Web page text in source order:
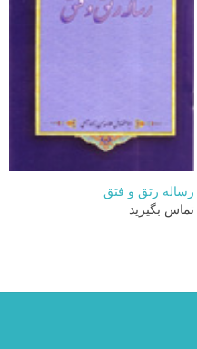
رساله رتق و فتق
تماس بگیرید